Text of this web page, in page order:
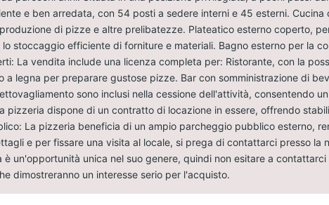
e ben arredata, con 54 posti a sedere interni e 45 esterni.
di pizze e altre prelibatezze. Plateatico esterno coperto,
stoccaggio efficiente di forniture e materiali. Bagno esterno per la
La vendita include una licenza completa per: Ristorante, con la
a legna per preparare gustose pizze. Bar con somministrazione di
sono inclusi nella cessione dell'attività, consentendo
pizzeria dispone di un contratto di locazione in essere, offrendo
La pizzeria beneficia di un ampio parcheggio pubblico esterno,
e per fissare una visita al locale, si prega di contattarci presso la
è un'opportunità unica nel suo genere, quindi non esitare a
dimostreranno un interesse serio per l'acquisto.